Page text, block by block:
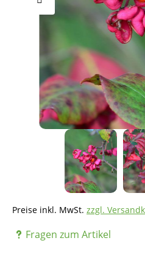
Preise inkl. MwSt. zzgl.
Fragen zum Artikel